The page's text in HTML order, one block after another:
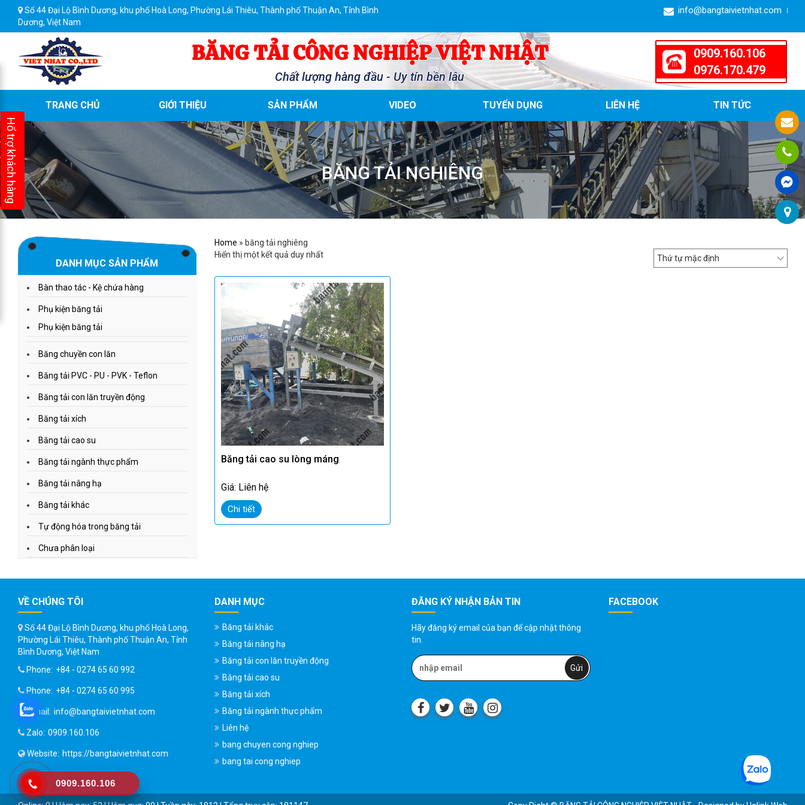
Số 44 Đại Lộ Bình Dương, khu phố Hoà Long, Phường Lái Thiêu, Thành phố Thuận An, Tỉnh Bình
Dương, Việt Nam
info@bangtaivietnhat.com
BĂNG TẢI CÔNG NGHIỆP VIỆT NHẬT
Chất lượng hàng đầu - Uy tín bền lâu
0909.160.106
0976.170.479
TRANG CHỦ GIỚI THIỆU SẢN PHẨM VIDEO TUYỂN DỤNG LIÊN HỆ TIN TỨC
BĂNG TẢI NGHIÊNG
DANH MỤC SẢN PHẨM
Bàn thao tác - Kệ chứa hàng
Phụ kiện băng tải
Phụ kiện băng tải
Băng chuyền con lăn
Băng tải PVC - PU - PVK - Teflon
Băng tải con lăn truyền động
Băng tải xích
Băng tải cao su
Băng tải ngành thực phẩm
Băng tải nâng hạ
Băng tải khác
Tự động hóa trong băng tải
Chưa phân loại
Home » băng tải nghiêng
Hiển thị một kết quả duy nhất
Băng tải cao su lòng máng
Giá: Liên hệ
Chi tiết
VỀ CHÚNG TÔI
Số 44 Đại Lộ Bình Dương, khu phố Hoà Long,
Phường Lái Thiêu, Thành phố Thuận An, Tỉnh
Bình Dương, Việt Nam
Phone: +84 - 0274 65 60 992
Phone: +84 - 0274 65 60 995
Email: info@bangtaivietnhat.com
Zalo: 0909.160.106
Website: https://bangtaivietnhat.com
DANH MỤC
Băng tải khác
Băng tải nâng hạ
Băng tải con lăn truyền động
Băng tải cao su
Băng tải xích
Băng tải ngành thực phẩm
Liên hệ
bang chuyen cong nghiep
bang tai cong nghiep
ĐĂNG KÝ NHẬN BẢN TIN
Hãy đăng ký email của bạn để cập nhật thông
tin.
FACEBOOK
Hổ trợ khách hàng
0909.160.106